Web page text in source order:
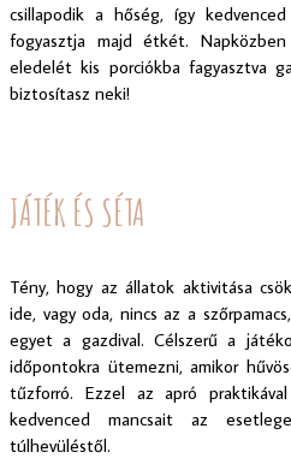
csillapodik a hőség, így
fogyasztja majd étkét.
eledelét kis porciókba fagyasztva
biztosítasz neki!
JÁTÉK ÉS SÉTA
Tény, hogy az állatok aktivitása
ide, vagy oda, nincs az a
egyet a gazdival. Célszerű a
időpontokra ütemezni, amikor
tűzforró. Ezzel az apró
kedvenced mancsait az
túlhevüléstől.